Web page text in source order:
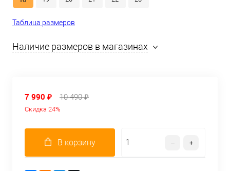
Таблица размеров
Наличие размеров в магазинах
7 990 ₽ 10 490 ₽
Скидка 24%
В корзину